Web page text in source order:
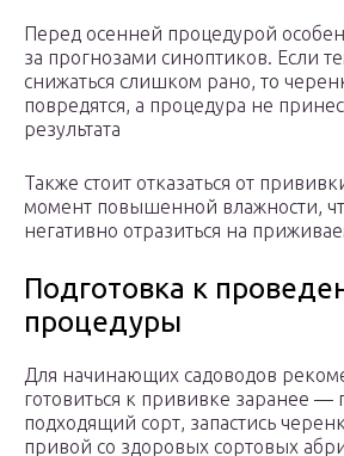
Перед осенней процедурой
за прогнозами синоптиков. Если
снижаться слишком рано, то
повредятся, а процедура не
результата
Также стоит отказаться от
момент повышенной влажности,
негативно отразиться на
Подготовка к
процедуры
Для начинающих садоводов
готовиться к прививке заранее —
подходящий сорт, запастись
привой со здоровых сортовых